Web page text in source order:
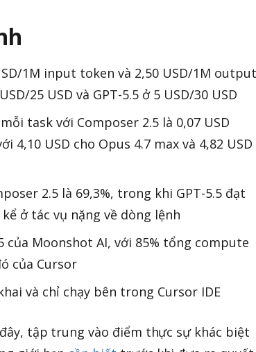
1M input token và 2,50 USD/1M output
25 USD và GPT-5.5 ở 5 USD/30 USD
task với Composer 2.5 là 0,07 USD
4,10 USD cho Opus 4.7 max và 4,82 USD
2.5 là 69,3%, trong khi GPT-5.5 đạt
ở tác vụ nặng về dòng lệnh
của Moonshot AI, với 85% tổng compute
của Cursor
và chỉ chạy bên trong Cursor IDE
tập trung vào điểm thực sự khác biệt